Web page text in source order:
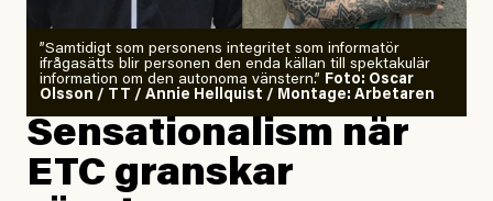
”Samtidigt som personens integritet som informatör
ifrågasätts blir personen den enda källan till spektakulär
information om den autonoma vänstern.” Foto: Oscar
Olsson / TT / Annie Hellquist / Montage: Arbetaren
Sensationalism när
ETC granskar